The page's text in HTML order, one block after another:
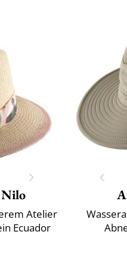
Nilo
Atelier
Ecuador